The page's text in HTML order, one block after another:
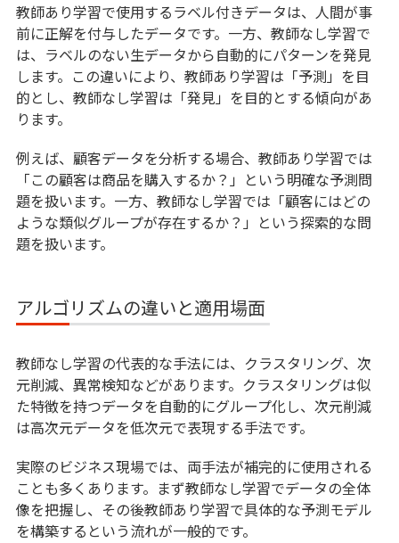
教師あり学習で使用するラベル付きデータは、人間が事
前に正解を付与したデータです。一方、教師なし学習で
は、ラベルのない生データから自動的にパターンを発見
します。この違いにより、教師あり学習は「予測」を目
的とし、教師なし学習は「発見」を目的とする傾向があ
ります。
例えば、顧客データを分析する場合、教師あり学習では
「この顧客は商品を購入するか？」という明確な予測問
題を扱います。一方、教師なし学習では「顧客にはどの
ような類似グループが存在するか？」という探索的な問
題を扱います。
アルゴリズムの違いと適用場面
教師なし学習の代表的な手法には、クラスタリング、次
元削減、異常検知などがあります。クラスタリングは似
た特徴を持つデータを自動的にグループ化し、次元削減
は高次元データを低次元で表現する手法です。
実際のビジネス現場では、両手法が補完的に使用される
ことも多くあります。まず教師なし学習でデータの全体
像を把握し、その後教師あり学習で具体的な予測モデル
を構築するという流れが一般的です。